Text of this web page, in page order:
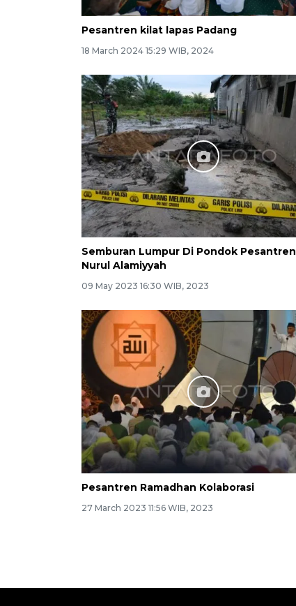
Pesantren kilat lapas Padang
18 March 2024 15:29 WIB, 2024
Semburan Lumpur Di Pondok Pesantren
Nurul Alamiyyah
09 May 2023 16:30 WIB, 2023
Pesantren Ramadhan Kolaborasi
27 March 2023 11:56 WIB, 2023